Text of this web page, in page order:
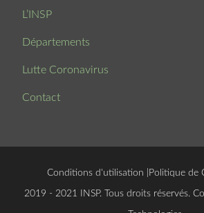
L’INSP
Départements
Lutte Coronavirus
Contact
Conditions d'utilisation Politique de
© 2019 - 2021 INSP. Tous droits réservés.